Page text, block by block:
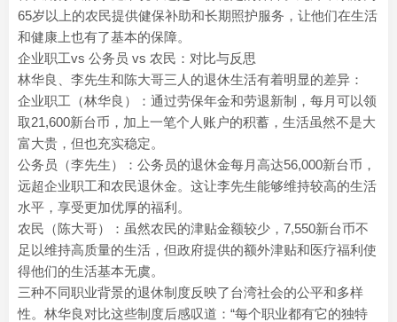
65岁以上的农民提供健保补助和长期照护服务，让他们在生活
和健康上也有了基本的保障。
企业职工vs 公务员 vs 农民：对比与反思
林华良、李先生和陈大哥三人的退休生活有着明显的差异：
企业职工（林华良）：通过劳保年金和劳退新制，每月可以领
取21,600新台币，加上一笔个人账户的积蓄，生活虽然不是大
富大贵，但也充实稳定。
公务员（李先生）：公务员的退休金每月高达56,000新台币，
远超企业职工和农民退休金。这让李先生能够维持较高的生活
水平，享受更加优厚的福利。
农民（陈大哥）：虽然农民的津贴金额较少，7,550新台币不
足以维持高质量的生活，但政府提供的额外津贴和医疗福利使
得他们的生活基本无虞。
三种不同职业背景的退休制度反映了台湾社会的公平和多样
性。林华良对比这些制度后感叹道：“每个职业都有它的独特